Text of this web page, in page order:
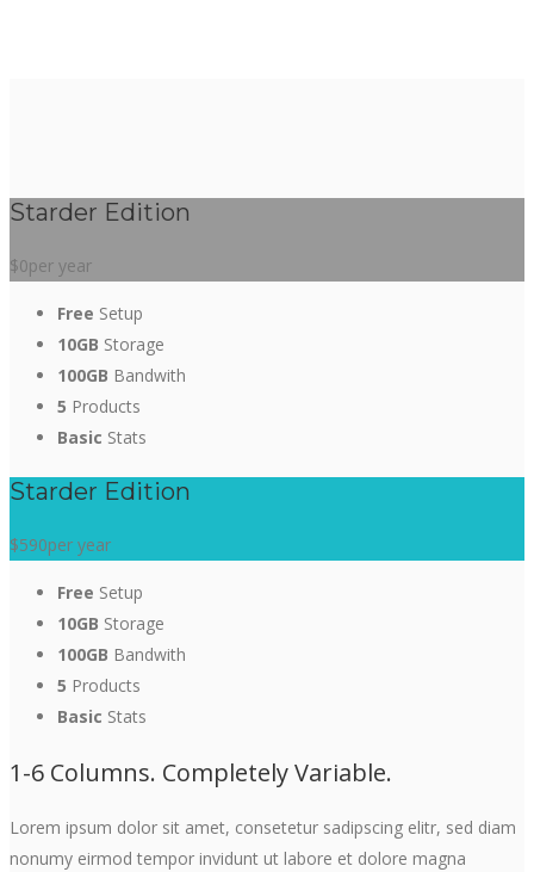
Starder Edition
$0per year
Free Setup
10GB Storage
100GB Bandwith
5 Products
Basic Stats
Starder Edition
$590per year
Free Setup
10GB Storage
100GB Bandwith
5 Products
Basic Stats
1-6 Columns. Completely Variable.
Lorem ipsum dolor sit amet, consetetur sadipscing elitr, sed diam
nonumy eirmod tempor invidunt ut labore et dolore magna